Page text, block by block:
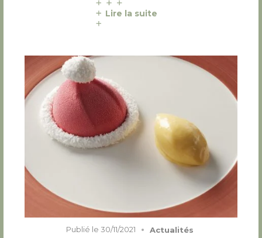
Lire la suite
Publié le 30/11/2021 Actualités